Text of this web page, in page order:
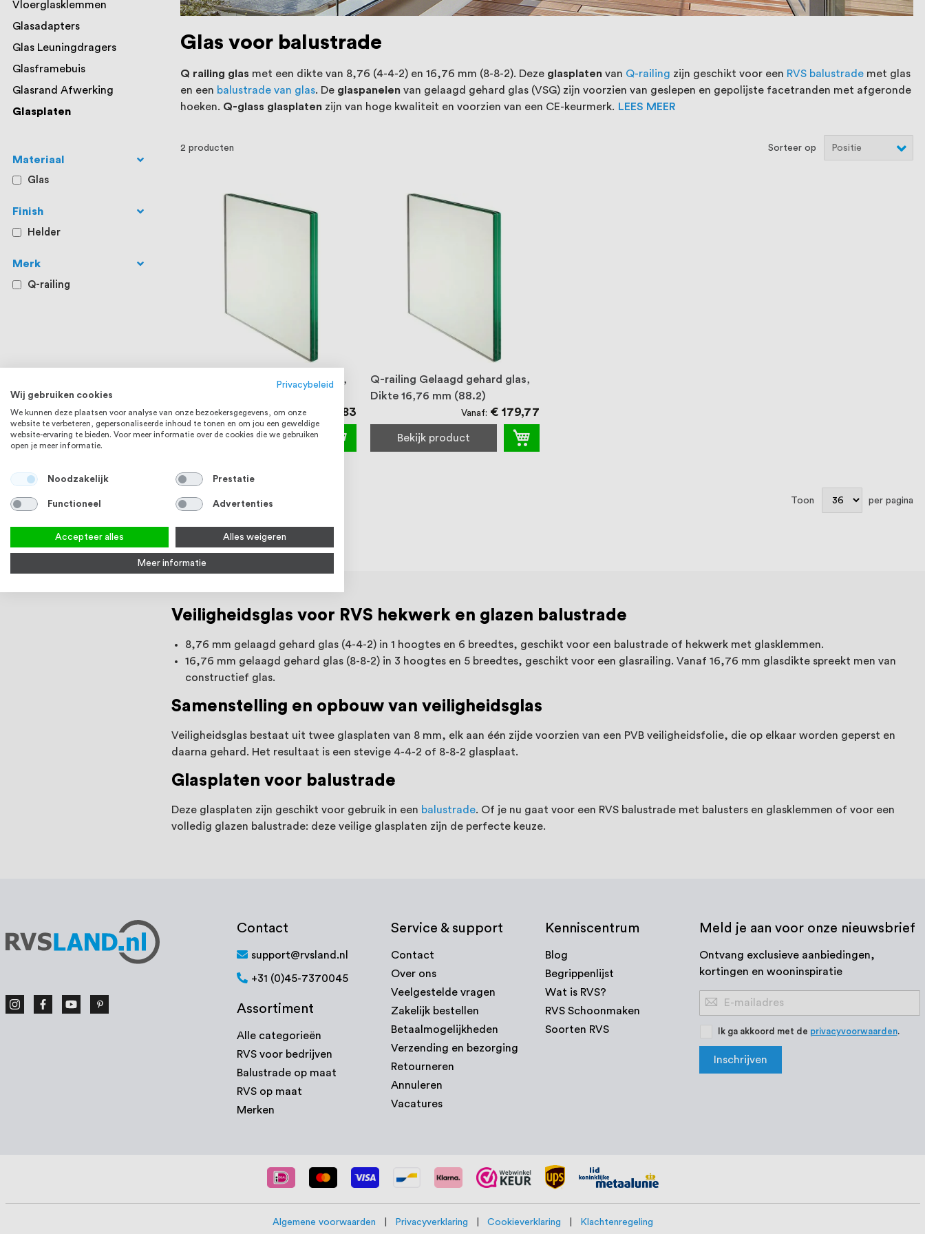
Glas voor balustrade
Q railing glas met een dikte van 8,76 (4-4-2) en 16,76 mm (8-8-2). Deze glasplatenvan Q-railing zijn geschikt voor een RVS balustrademet glas
en een balustrade van glas. De glaspanelenvan gelaagd gehard glas (VSG) zijn voorzien van geslepen en gepolijste facetranden met afgeronde
hoeken. Q-glass glasplatenzijn van hoge kwaliteit en voorzien van een CE-keurmerk. LEES MEER
2 producten Sorteer op
Q-railing Gelaagd gehard glas,
Vanaf € 71,83
Bekijk product
Q-railing Gelaagd gehard glas,
Dikte 16,76 mm (88.2)
Vanaf € 179,77
Bekijk product
Toon per pagina
Vloerglasklemmen
Glasadapters
Glas Leuningdragers
Glasframebuis
Glasrand Afwerking
Glasplaten
Materiaal
Glas
Finish
Helder
Merk
Q-railing
Veiligheidsglas voor RVS hekwerk en glazen balustrade
8,76 mm gelaagd gehard glas (4-4-2) in 1 hoogtes en 6 breedtes, geschikt voor een balustrade of hekwerk met glasklemmen.
16,76 mm gelaagd gehard glas (8-8-2) in 3 hoogtes en 5 breedtes, geschikt voor een glasrailing. Vanaf 16,76 mm glasdikte spreekt men van
constructief glas.
Samenstelling en opbouw van veiligheidsglas
Veiligheidsglas bestaat uit twee glasplaten van 8 mm, elk aan één zijde voorzien van een PVB veiligheidsfolie, die op elkaar worden geperst en
daarna gehard. Het resultaat is een stevige 4-4-2 of 8-8-2 glasplaat.
Glasplaten voor balustrade
Deze glasplaten zijn geschikt voor gebruik in een balustrade. Of je nu gaat voor een RVS balustrade met balusters en glasklemmen of voor een
volledig glazen balustrade: deze veilige glasplaten zijn de perfecte keuze.
Contact
support@rvsland.nl
+31 (0)45-7370045
Assortiment
Alle categorieën
RVS voor bedrijven
Balustrade op maat
RVS op maat
Merken
Service & support
Contact
Over ons
Veelgestelde vragen
Zakelijk bestellen
Betaalmogelijkheden
Verzending en bezorging
Retourneren
Annuleren
Vacatures
Kenniscentrum
Blog
Begrippenlijst
Wat is RVS?
RVS Schoonmaken
Soorten RVS
Meld je aan voor onze nieuwsbrief
Ontvang exclusieve aanbiedingen,
kortingen en wooninspiratie
Abonneer
u
onze
nieuwsbrief
Ik ga akkoord met de privacyvoorwaarden.
Inschrijven
Algemene voorwaarden Privacyverklaring Cookieverklaring Klachtenregeling
Privacybeleid
Wij gebruiken cookies
We kunnen deze plaatsen voor analyse van onze bezoekersgegevens, om onze
website te verbeteren, gepersonaliseerde inhoud te tonen en om jou een geweldige
website-ervaring te bieden. Voor meer informatie over de cookies die we gebruiken
open je meer informatie.
Noodzakelijk Prestatie
Functioneel Advertenties
Accepteer alles Alles weigeren
Meer informatie